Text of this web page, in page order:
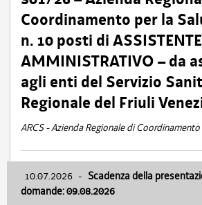
Coordinamento per la
n. 10 posti di ASSISTENTE
AMMINISTRATIVO – da
agli enti del Servizio
Regionale del Friuli
ARCS - Azienda Regionale di
10.07.2026 - Scadenza della
domande: 09.08.2026